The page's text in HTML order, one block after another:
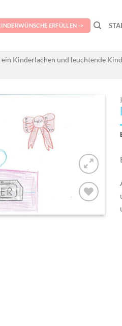
ERFÜLLEN ->
Kinderlachen und leuchtende
AUF MEINE